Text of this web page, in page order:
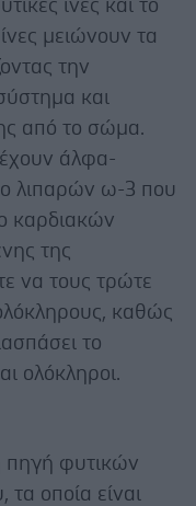
ίνες και το
μειώνουν τα
την
και
από το σώμα.
άλφα-
λιπαρών ω-3 που
καρδιακών
της
να τους τρώτε
καθώς
το
ολόκληροι.
πηγή φυτικών
οποία είναι